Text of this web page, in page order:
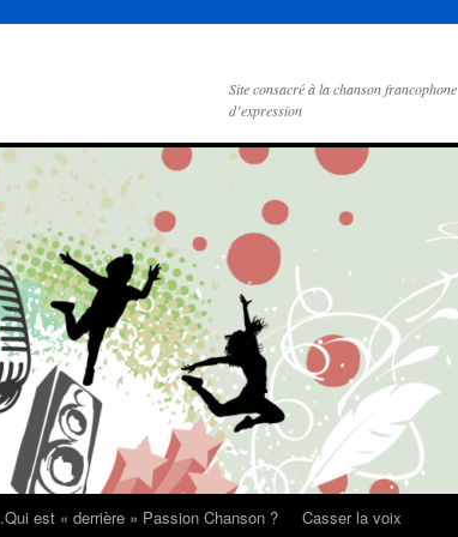
Site consacré à la chanson francophone
d’expression
.Qui est « derrière » Passion Chanson ?
Casser la voix